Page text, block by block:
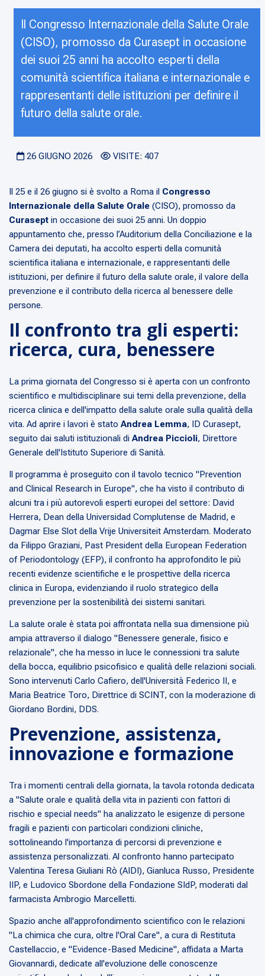
Il Congresso Internazionale della Salute Orale
(CISO), promosso da Curasept in occasione
dei suoi 25 anni ha accolto esperti della
comunità scientifica italiana e internazionale e
rappresentanti delle istituzioni per definire il
futuro della salute orale.
26 GIUGNO 2026 VISITE: 407
Il 25 e il 26 giugno si è svolto a Roma il Congresso
Internazionale della Salute Orale (CISO), promosso da
Curasept in occasione dei suoi 25 anni. Un doppio
appuntamento che, presso l’Auditorium della Conciliazione e la
Camera dei deputati, ha accolto esperti della comunità
scientifica italiana e internazionale, e rappresentanti delle
istituzioni, per definire il futuro della salute orale, il valore della
prevenzione e il contributo della ricerca al benessere delle
persone.
Il confronto tra gli esperti:
ricerca, cura, benessere
La prima giornata del Congresso si è aperta con un confronto
scientifico e multidisciplinare sui temi della prevenzione, della
ricerca clinica e dell'impatto della salute orale sulla qualità della
vita. Ad aprire i lavori è stato Andrea Lemma, ID Curasept,
seguito dai saluti istituzionali di Andrea Piccioli, Direttore
Generale dell'Istituto Superiore di Sanità.
Il programma è proseguito con il tavolo tecnico "Prevention
and Clinical Research in Europe", che ha visto il contributo di
alcuni tra i più autorevoli esperti europei del settore: David
Herrera, Dean della Universidad Complutense de Madrid, e
Dagmar Else Slot della Vrije Universiteit Amsterdam. Moderato
da Filippo Graziani, Past President della European Federation
of Periodontology (EFP), il confronto ha approfondito le più
recenti evidenze scientifiche e le prospettive della ricerca
clinica in Europa, evidenziando il ruolo strategico della
prevenzione per la sostenibilità dei sistemi sanitari.
La salute orale è stata poi affrontata nella sua dimensione più
ampia attraverso il dialogo "Benessere generale, fisico e
relazionale", che ha messo in luce le connessioni tra salute
della bocca, equilibrio psicofisico e qualità delle relazioni sociali.
Sono intervenuti Carlo Cafiero, dell'Università Federico II, e
Maria Beatrice Toro, Direttrice di SCINT, con la moderazione di
Giordano Bordini, DDS.
Prevenzione, assistenza,
innovazione e formazione
Tra i momenti centrali della giornata, la tavola rotonda dedicata
a "Salute orale e qualità della vita in pazienti con fattori di
rischio e special needs" ha analizzato le esigenze di persone
fragili e pazienti con particolari condizioni cliniche,
sottolineando l'importanza di percorsi di prevenzione e
assistenza personalizzati. Al confronto hanno partecipato
Valentina Teresa Giuliani Rò (AIDI), Gianluca Russo, Presidente
IIP, e Ludovico Sbordone della Fondazione SIdP, moderati dal
farmacista Ambrogio Marcelletti.
Spazio anche all'approfondimento scientifico con le relazioni
"La chimica che cura, oltre l'Oral Care", a cura di Restituta
Castellaccio, e "Evidence-Based Medicine", affidata a Marta
Giovannardi, dedicate all'evoluzione delle conoscenze